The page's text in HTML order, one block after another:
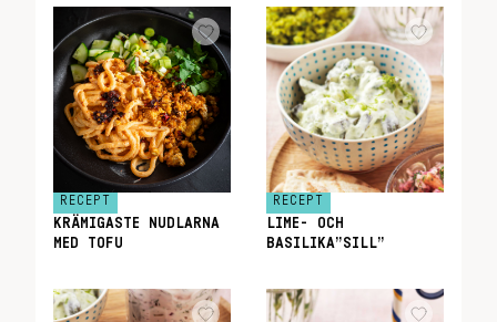
RECEPT
KRÄMIGASTE NUDLARNA
MED TOFU
RECEPT
LIME- OCH
BASILIKA”SILL”